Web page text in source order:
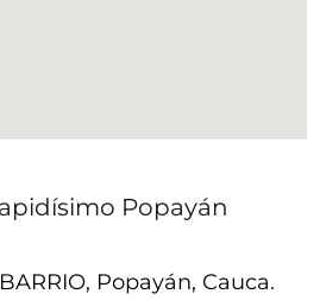
Popayán
Popayán, Cauca.